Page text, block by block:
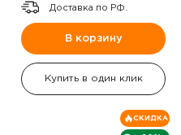
Доставка по РФ.
В корзину
Купить в один клик
СКИДКА